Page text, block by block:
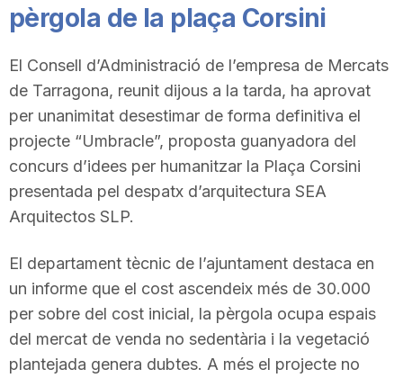
pèrgola de la plaça Corsini
El Consell d’Administració de l’empresa de Mercats
de Tarragona, reunit dijous a la tarda, ha aprovat
per unanimitat desestimar de forma definitiva el
projecte “Umbracle”, proposta guanyadora del
concurs d’idees per humanitzar la Plaça Corsini
presentada pel despatx d’arquitectura SEA
Arquitectos SLP.
El departament tècnic de l’ajuntament destaca en
un informe que el cost ascendeix més de 30.000
per sobre del cost inicial, la pèrgola ocupa espais
del mercat de venda no sedentària i la vegetació
plantejada genera dubtes. A més el projecte no